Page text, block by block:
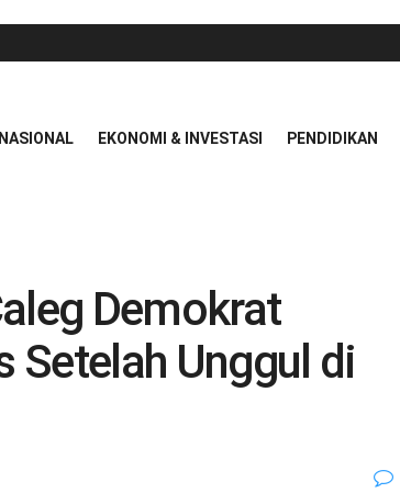
NASIONAL EKONOMI & INVESTASI PENDIDIKAN
Demokrat
Setelah Unggul di